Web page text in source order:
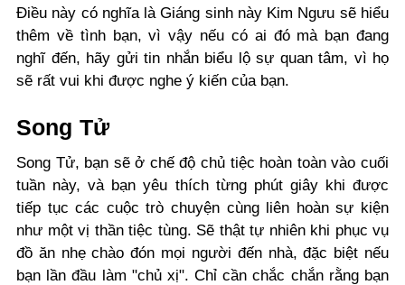
Điều này có nghĩa là Giáng sinh này Kim Ngưu sẽ hiểu
thêm về tình bạn, vì vậy nếu có ai đó mà bạn đang
nghĩ đến, hãy gửi tin nhắn biểu lộ sự quan tâm, vì họ
sẽ rất vui khi được nghe ý kiến của bạn.
Song Tử
Song Tử, bạn sẽ ở chế độ chủ tiệc hoàn toàn vào cuối
tuần này, và bạn yêu thích từng phút giây khi được
tiếp tục các cuộc trò chuyện cùng liên hoàn sự kiện
như một vị thần tiệc tùng. Sẽ thật tự nhiên khi phục vụ
đồ ăn nhẹ chào đón mọi người đến nhà, đặc biệt nếu
bạn lần đầu làm "chủ xị". Chỉ cần chắc chắn rằng bạn